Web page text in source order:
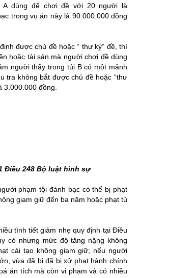
dùng để chơi đề với 20 người là
trong vụ án này là 90.000.000 đồng
được chủ đề hoặc “ thư ký” đề, thì
hoặc tài sản mà người chơi đề dùng
người thấy trong túi B có một mảnh
tra không bắt được chủ đề hoặc “thư
3.000.000 đồng.
Điều 248 Bộ luật hình sự
phạm tội đánh bạc có thể bị phạt
giam giữ đến ba năm hoặc phạt tù
tình tiết giảm nhẹ quy định tại Điều
có nhưng mức độ tăng nặng không
cải tạo không giam giữ; nếu người
vừa đã bị đã bị xử phạt hành chính
án tích mà còn vi phạm và có nhiều